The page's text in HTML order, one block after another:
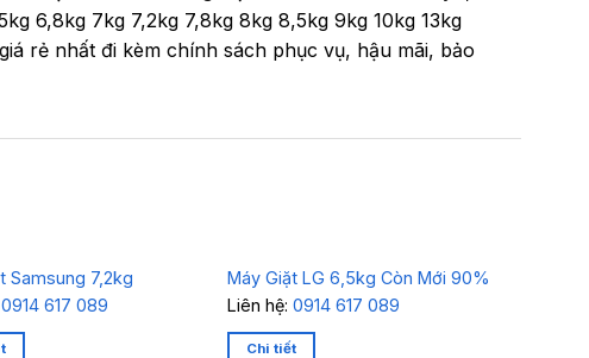
6,8kg 7kg 7,2kg 7,8kg 8kg 8,5kg 9kg 10kg 13kg
rẻ nhất đi kèm chính sách phục vụ, hậu mãi, bảo
Samsung 7,2kg
0914 617 089
Máy Giặt LG 6,5kg Còn Mới 90%
Liên hệ: 0914 617 089
Chi tiết